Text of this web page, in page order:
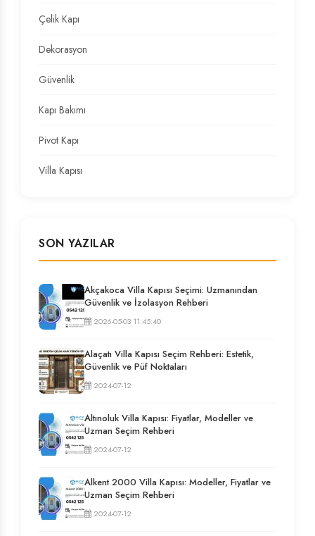
Çelik Kapı
Dekorasyon
Güvenlik
Kapı Bakımı
Pivot Kapı
Villa Kapısı
SON YAZILAR
Akçakoca Villa Kapısı Seçimi: Uzmanından
Güvenlik ve İzolasyon Rehberi
2026-05-03 11:45:40
Alaçatı Villa Kapısı Seçim Rehberi: Estetik,
Güvenlik ve Püf Noktaları
2024-07-12
Altınoluk Villa Kapısı: Fiyatlar, Modeller ve
Uzman Seçim Rehberi
2024-07-12
Alkent 2000 Villa Kapısı: Modeller, Fiyatlar ve
Uzman Seçim Rehberi
2024-07-12